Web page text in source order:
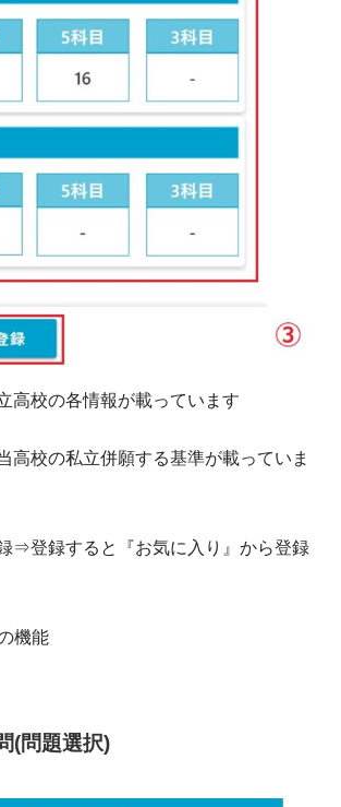
校の各情報が載っています
校の私立併願する基準が載っていま
⇒登録すると『お気に入り』から登録
機能
(問題選択)